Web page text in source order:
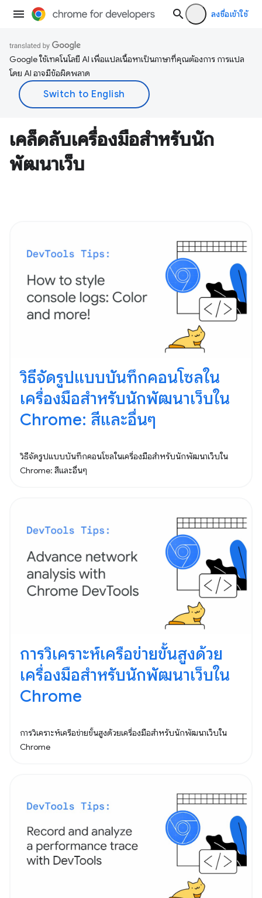
ลงชื่อเข้าใช้
Google ใช้เทคโนโลยี AI เพื่อแปลเนื้อหาเป็นภาษาที่คุณต้องการ การแปล
โดย AI อาจมีข้อผิดพลาด
เคล็ดลับเครื่องมือสำหรับนัก
พัฒนาเว็บ
วิธีจัดรูปแบบบันทึกคอนโซลใน
เครื่องมือสำหรับนักพัฒนาเว็บใน
Chrome: สีและอื่นๆ
วิธีจัดรูปแบบบันทึกคอนโซลในเครื่องมือสำหรับนักพัฒนาเว็บใน
Chrome: สีและอื่นๆ
การวิเคราะห์เครือข่ายขั้นสูงด้วย
เครื่องมือสำหรับนักพัฒนาเว็บใน
Chrome
การวิเคราะห์เครือข่ายขั้นสูงด้วยเครื่องมือสำหรับนักพัฒนาเว็บใน
Chrome